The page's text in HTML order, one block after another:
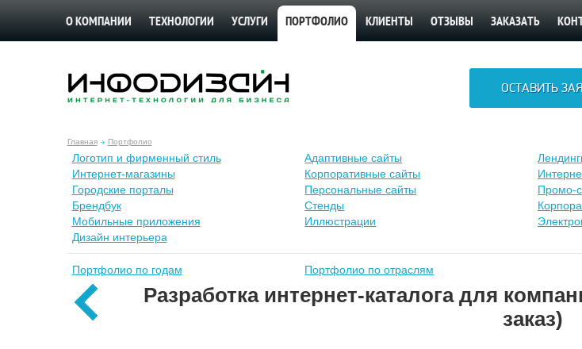
О КОМПАНИИ ТЕХНОЛОГИИ УСЛУГИ ПОРТФОЛИО КЛИЕНТЫ ОТЗЫВЫ ЗАКАЗАТЬ
ОСТАВИТЬ
Главная Портфолио
Лoготип и фирменный стиль Адаптивные сайты
Интернет-магазины
Корпоративные сайты
Городские порталы
Персональные сайты Промо-
Брендбук
Стенды
Мобильные приложения
Иллюстрации
Дизайн интерьера
Портфолио по годам Портфолио по отраслям
Разработка интернет-каталога для
заказ)